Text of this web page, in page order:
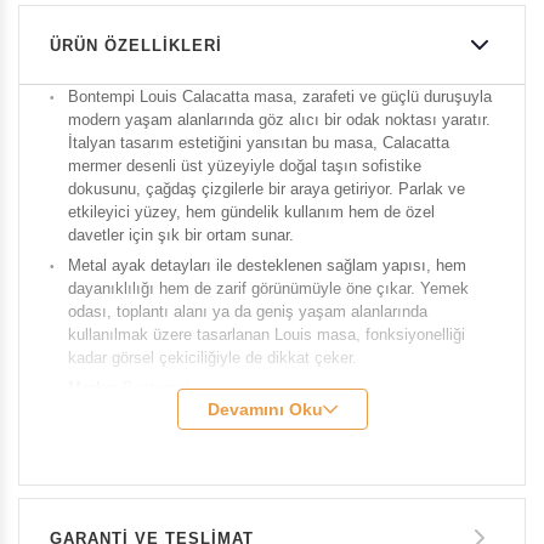
ÜRÜN ÖZELLIKLERI
Bontempi Louis Calacatta masa, zarafeti ve güçlü duruşuyla
modern yaşam alanlarında göz alıcı bir odak noktası yaratır.
İtalyan tasarım estetiğini yansıtan bu masa, Calacatta
mermer desenli üst yüzeyiyle doğal taşın sofistike
dokusunu, çağdaş çizgilerle bir araya getiriyor. Parlak ve
etkileyici yüzey, hem gündelik kullanım hem de özel
davetler için şık bir ortam sunar.
Metal ayak detayları ile desteklenen sağlam yapısı, hem
dayanıklılığı hem de zarif görünümüyle öne çıkar. Yemek
odası, toplantı alanı ya da geniş yaşam alanlarında
kullanılmak üzere tasarlanan Louis masa, fonksiyonelliği
kadar görsel çekiciliğiyle de dikkat çeker.
Bontempi
Renk:Gold ayak, tabla glossy calacatta supreme
Devamını Oku
GARANTİ VE TESLİMAT